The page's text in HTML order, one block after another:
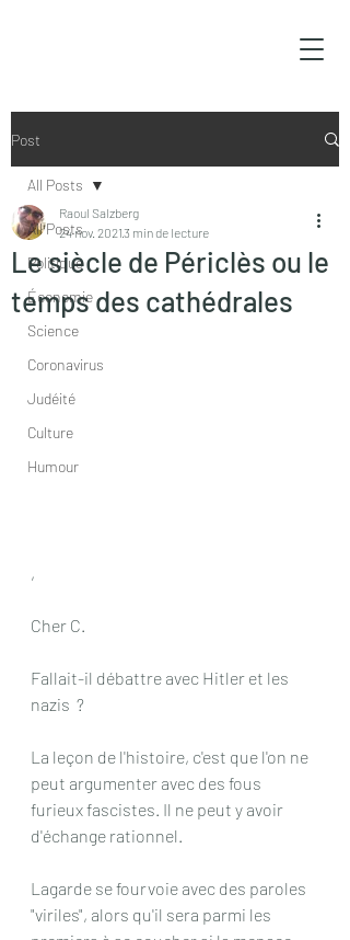
Post
All Posts
Politique
Économie
Science
Coronavirus
Judéité
Culture
Humour
All Posts
Le siècle de Périclès ou le
temps des cathédrales
Raoul Salzberg
24 nov. 20213 min de lecture
,
Cher C.
Fallait-il débattre avec Hitler et les
nazis  ?
La leçon de l'histoire, c'est que l'on ne
peut argumenter avec des fous
furieux fascistes. Il ne peut y avoir
d'échange rationnel.
Lagarde se fourvoie avec des paroles
"viriles", alors qu'il sera parmi les